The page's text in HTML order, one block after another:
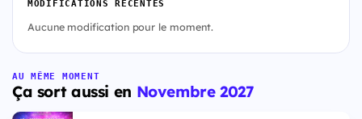
MODIFICATIONS RÉCENTES
Aucune modification pour le moment.
AU MÊME MOMENT
Ça sort aussi en Novembre 2027